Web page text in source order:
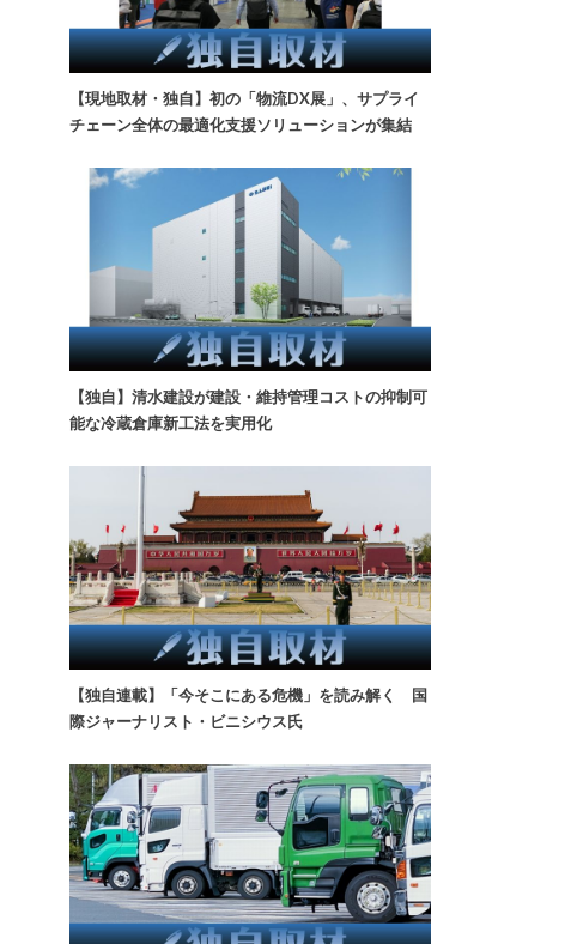
【現地取材・独自】初の「物流DX展」、サプライ
チェーン全体の最適化支援ソリューションが集結
【独自】清水建設が建設・維持管理コストの抑制可
能な冷蔵倉庫新工法を実用化
【独自連載】「今そこにある危機」を読み解く 国
際ジャーナリスト・ビニシウス氏